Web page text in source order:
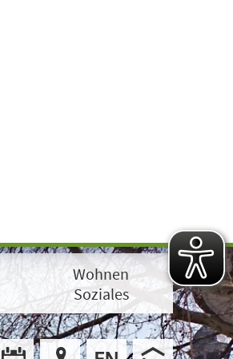
Wohnen
Soziales